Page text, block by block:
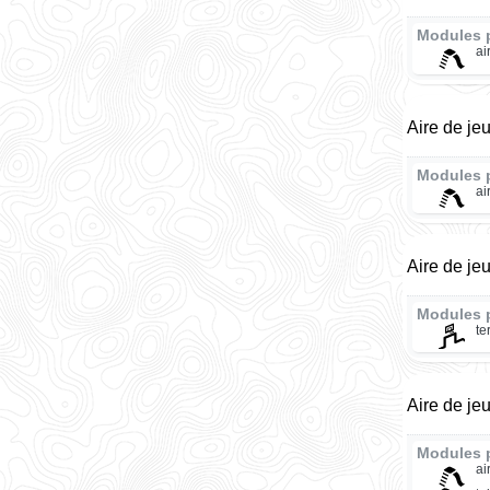
Modules
Aire de
Modules
Aire de
Modules
Aire de
Modules